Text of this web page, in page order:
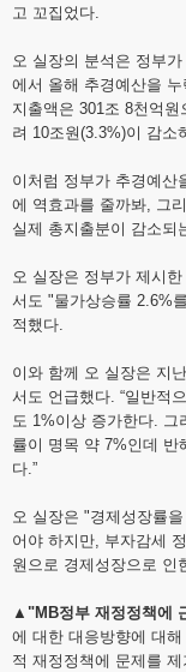
고 꼬집었다.
오 실장의 분석은 정부
에서 올해 추경예산을
지출액은 301조 8천억
려 10조원(3.3%)이 감소
이처럼 정부가 추경예산
에 역효과를 줄까봐, 그
실제 총지출분이 감소되
오 실장은 정부가 제시
서도 "물가상승률 2.6%
적했다.
이와 함께 오 실장은 지
서도 언급했다. “일반적
도 1%이상 증가한다. 그
률이 명목 약 7%인데 반
다.”
오 실장은 "경제성장률
어야 하지만, 부자감세
원으로 경제성장으로 인
▲"MB정부 재정정책에
에 대한 대응방향에 대
적 재정정책에 문제를